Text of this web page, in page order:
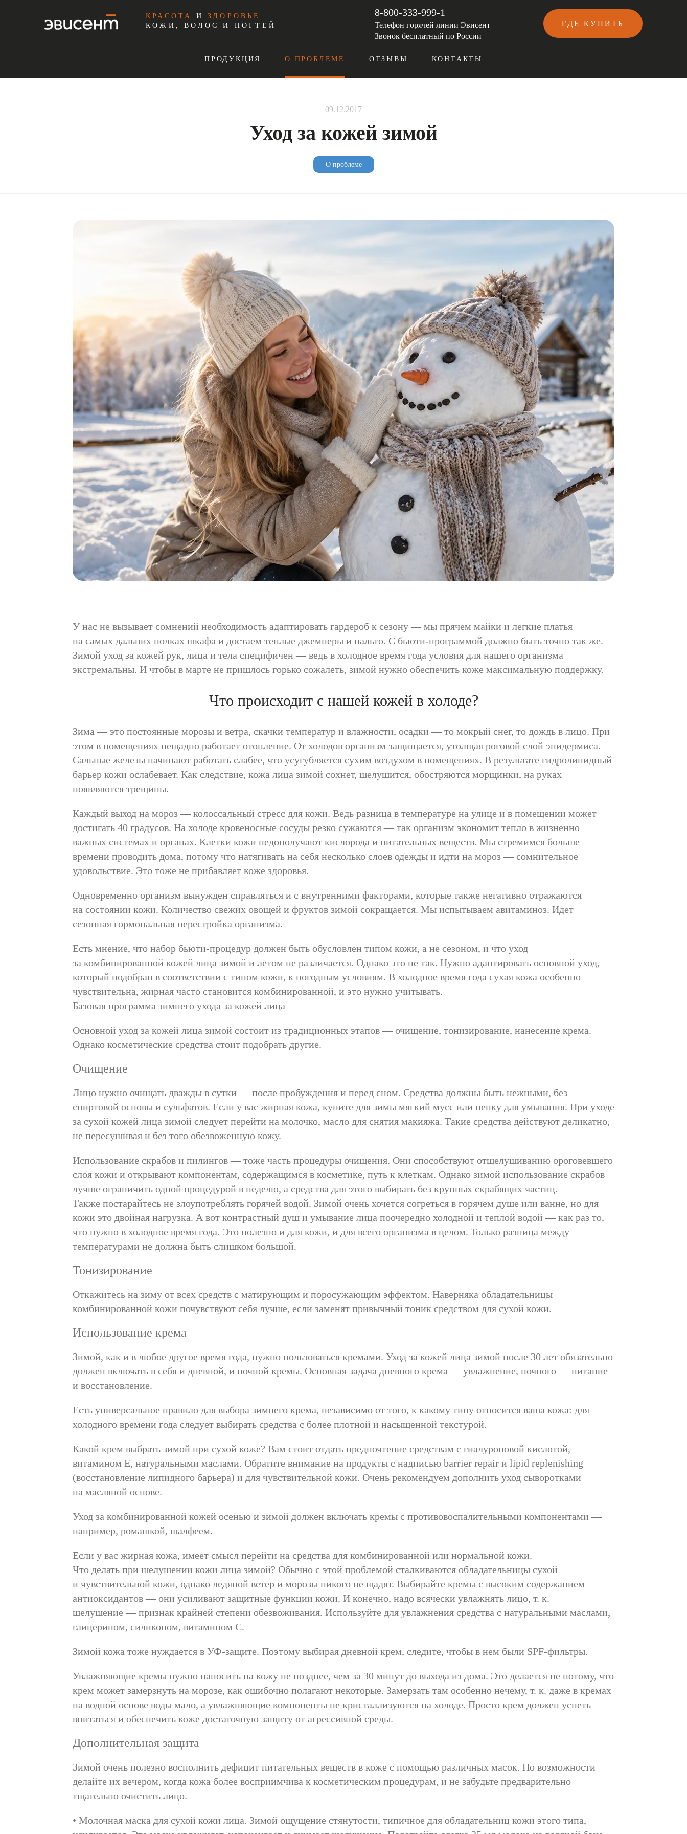
КРАСОТА ИЗДОРОВЬЕ
КОЖИ, ВОЛОС И НОГТЕЙ
8-800-333-999-1
Телефон горячей линии Эвисент
Звонок бесплатный по России
ГДЕ КУПИТЬ
ПРОДУКЦИЯ О ПРОБЛЕМЕ ОТЗЫВЫ КОНТАКТЫ
09.12.2017
Уход за кожей зимой
О проблеме
У нас не вызывает сомнений необходимость адаптировать гардероб к сезону — мы прячем майки и легкие платья
на самых дальних полках шкафа и достаем теплые джемперы и пальто. С бьюти-программой должно быть точно так же.
Зимой уход за кожей рук, лица и тела специфичен — ведь в холодное время года условия для нашего организма
экстремальны. И чтобы в марте не пришлось горько сожалеть, зимой нужно обеспечить коже максимальную поддержку.
Что происходит с нашей кожей в холоде?
Зима — это постоянные морозы и ветра, скачки температур и влажности, осадки — то мокрый снег, то дождь в лицо. При
этом в помещениях нещадно работает отопление. От холодов организм защищается, утолщая роговой слой эпидермиса.
Сальные железы начинают работать слабее, что усугубляется сухим воздухом в помещениях. В результате гидролипидный
барьер кожи ослабевает. Как следствие, кожа лица зимой сохнет, шелушится, обостряются морщинки, на руках
появляются трещины.
Каждый выход на мороз — колоссальный стресс для кожи. Ведь разница в температуре на улице и в помещении может
достигать 40 градусов. На холоде кровеносные сосуды резко сужаются — так организм экономит тепло в жизненно
важных системах и органах. Клетки кожи недополучают кислорода и питательных веществ. Мы стремимся больше
времени проводить дома, потому что натягивать на себя несколько слоев одежды и идти на мороз — сомнительное
удовольствие. Это тоже не прибавляет коже здоровья.
Одновременно организм вынужден справляться и с внутренними факторами, которые также негативно отражаются
на состоянии кожи. Количество свежих овощей и фруктов зимой сокращается. Мы испытываем авитаминоз. Идет
сезонная гормональная перестройка организма.
Есть мнение, что набор бьюти-процедур должен быть обусловлен типом кожи, а не сезоном, и что уход
за комбинированной кожей лица зимой и летом не различается. Однако это не так. Нужно адаптировать основной уход,
который подобран в соответствии с типом кожи, к погодным условиям. В холодное время года сухая кожа особенно
чувствительна, жирная часто становится комбинированной, и это нужно учитывать.
Базовая программа зимнего ухода за кожей лица
Основной уход за кожей лица зимой состоит из традиционных этапов — очищение, тонизирование, нанесение крема.
Однако косметические средства стоит подобрать другие.
Очищение
Лицо нужно очищать дважды в сутки — после пробуждения и перед сном. Средства должны быть нежными, без
спиртовой основы и сульфатов. Если у вас жирная кожа, купите для зимы мягкий мусс или пенку для умывания. При уходе
за сухой кожей лица зимой следует перейти на молочко, масло для снятия макияжа. Такие средства действуют деликатно,
не пересушивая и без того обезвоженную кожу.
Использование скрабов и пилингов — тоже часть процедуры очищения. Они способствуют отшелушиванию ороговевшего
слоя кожи и открывают компонентам, содержащимся в косметике, путь к клеткам. Однако зимой использование скрабов
лучше ограничить одной процедурой в неделю, а средства для этого выбирать без крупных скрабящих частиц.
Также постарайтесь не злоупотреблять горячей водой. Зимой очень хочется согреться в горячем душе или ванне, но для
кожи это двойная нагрузка. А вот контрастный душ и умывание лица поочередно холодной и теплой водой — как раз то,
что нужно в холодное время года. Это полезно и для кожи, и для всего организма в целом. Только разница между
температурами не должна быть слишком большой.
Тонизирование
Откажитесь на зиму от всех средств с матирующим и поросужающим эффектом. Наверняка обладательницы
комбинированной кожи почувствуют себя лучше, если заменят привычный тоник средством для сухой кожи.
Использование крема
Зимой, как и в любое другое время года, нужно пользоваться кремами. Уход за кожей лица зимой после 30 лет обязательно
должен включать в себя и дневной, и ночной кремы. Основная задача дневного крема — увлажнение, ночного — питание
и восстановление.
Есть универсальное правило для выбора зимнего крема, независимо от того, к какому типу относится ваша кожа: для
холодного времени года следует выбирать средства с более плотной и насыщенной текстурой.
Какой крем выбрать зимой при сухой коже? Вам стоит отдать предпочтение средствам с гиалуроновой кислотой,
витамином Е, натуральными маслами. Обратите внимание на продукты с надписью barrier repair и lipid replenishing
(восстановление липидного барьера) и для чувствительной кожи. Очень рекомендуем дополнить уход сыворотками
на масляной основе.
Уход за комбинированной кожей осенью и зимой должен включать кремы с противовоспалительными компонентами —
например, ромашкой, шалфеем.
Если у вас жирная кожа, имеет смысл перейти на средства для комбинированной или нормальной кожи.
Что делать при шелушении кожи лица зимой? Обычно с этой проблемой сталкиваются обладательницы сухой
и чувствительной кожи, однако ледяной ветер и морозы никого не щадят. Выбирайте кремы с высоким содержанием
антиоксидантов — они усиливают защитные функции кожи. И конечно, надо всячески увлажнять лицо, т. к.
шелушение — признак крайней степени обезвоживания. Используйте для увлажнения средства с натуральными маслами,
глицерином, силиконом, витамином С.
Зимой кожа тоже нуждается в УФ-защите. Поэтому выбирая дневной крем, следите, чтобы в нем были SPF-фильтры.
Увлажняющие кремы нужно наносить на кожу не позднее, чем за 30 минут до выхода из дома. Это делается не потому, что
крем может замерзнуть на морозе, как ошибочно полагают некоторые. Замерзать там особенно нечему, т. к. даже в кремах
на водной основе воды мало, а увлажняющие компоненты не кристаллизуются на холоде. Просто крем должен успеть
впитаться и обеспечить коже достаточную защиту от агрессивной среды.
Дополнительная защита
Зимой очень полезно восполнить дефицит питательных веществ в коже с помощью различных масок. По возможности
делайте их вечером, когда кожа более восприимчива к косметическим процедурам, и не забудьте предварительно
тщательно очистить лицо.
• Молочная маска для сухой кожи лица. Зимой ощущение стянутости, типичное для обладательниц кожи этого типа,